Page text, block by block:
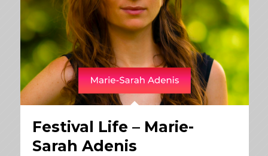
Festival Life – Marie-
Sarah Adenis